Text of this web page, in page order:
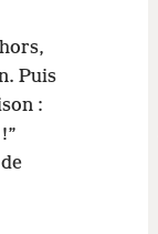
Puis
: